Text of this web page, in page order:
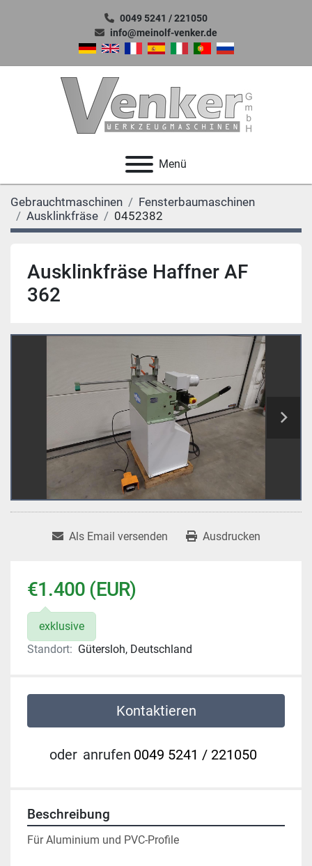
0049 5241 / 221050
info@meinolf-venker.de
Menü
Gebrauchtmaschinen
Fensterbaumaschinen
Ausklinkfräse
0452382
Ausklinkfräse Haffner AF
362
Als Email versenden Ausdrucken
€1.400 (EUR)
exklusive
Standort: Gütersloh, Deutschland
Kontaktieren
oder anrufen 0049 5241 / 221050
Beschreibung
Für Aluminium und PVC-Profile